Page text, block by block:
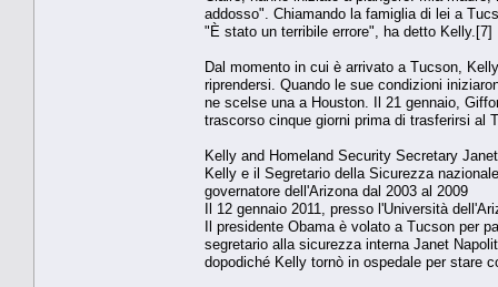
addosso". Chiamando la famiglia di lei a
"È stato un terribile errore", ha detto Kelly.[7]
Dal momento in cui è arrivato a Tucson,
riprendersi. Quando le sue condizioni
ne scelse una a Houston. Il 21 gennaio,
trascorso cinque giorni prima di trasferirsi al
Kelly and Homeland Security Secretary
Kelly e il Segretario della Sicurezza
governatore dell'Arizona dal 2003 al 2009
Il 12 gennaio 2011, presso l'Università
Il presidente Obama è volato a Tucson per
segretario alla sicurezza interna Janet
dopodiché Kelly tornò in ospedale per stare